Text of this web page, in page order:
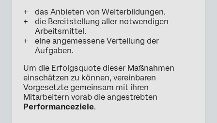
das Anbieten von Weiterbildungen.
die Bereitstellung aller notwendigen
Arbeitsmittel.
eine angemessene Verteilung der
Aufgaben.
Um die Erfolgsquote dieser Maßnahmen
einschätzen zu können, vereinbaren
Vorgesetzte gemeinsam mit ihren
Mitarbeitern vorab die angestrebten
Performanceziele.